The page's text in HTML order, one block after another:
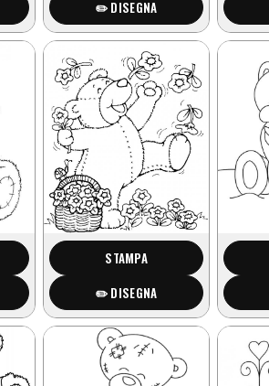
✏️ DISEGNA
STAMPA
✏️ DISEGNA